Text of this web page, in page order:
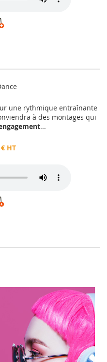
une rythmique entraînante
à des montages qui
...
HT